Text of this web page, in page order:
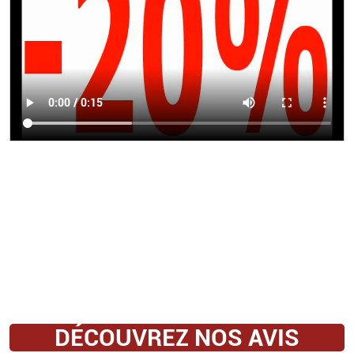
DÉCOUVREZ NOS AVIS